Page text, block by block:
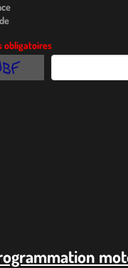
obligatoires